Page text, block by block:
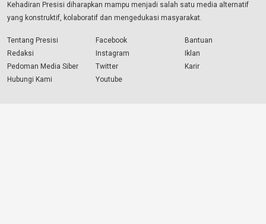
Kehadiran Presisi diharapkan mampu menjadi salah satu media alternatif
yang konstruktif, kolaboratif dan mengedukasi masyarakat.
Tentang Presisi
Redaksi
Pedoman Media Siber
Hubungi Kami
Facebook
Instagram
Twitter
Youtube
Bantuan
Iklan
Karir